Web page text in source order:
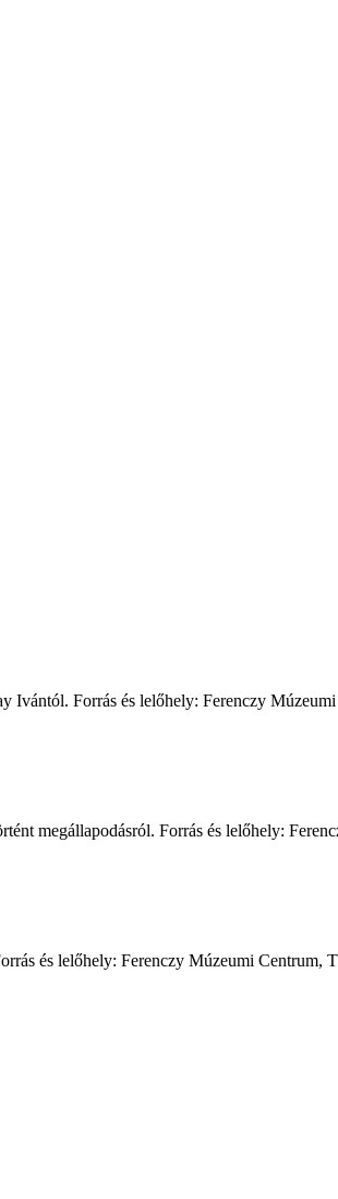
Ivántól. Forrás és lelőhely: Ferenczy
megállapodásról. Forrás és lelőhely:
és lelőhely: Ferenczy Múzeumi Centrum,